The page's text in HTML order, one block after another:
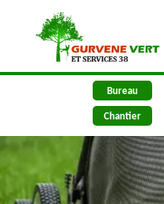
Bureau
Chantier